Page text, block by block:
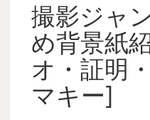
撮影ジャ
め背景紙
オ・証明
マキー]